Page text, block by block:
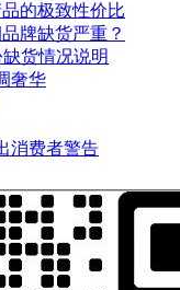
的极致性价比
牌缺货严重？
缺货情况说明
奢华
消费者警告